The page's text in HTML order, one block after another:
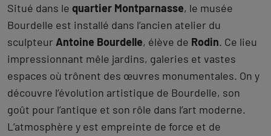
Situé dans le quartier Montparnasse, le musée
Bourdelle est installé dans l’ancien atelier du
sculpteur Antoine Bourdelle, élève de Rodin. Ce lieu
impressionnant mêle jardins, galeries et vastes
espaces où trônent des œuvres monumentales. On y
découvre l’évolution artistique de Bourdelle, son
goût pour l’antique et son rôle dans l’art moderne.
L’atmosphère y est empreinte de force et de